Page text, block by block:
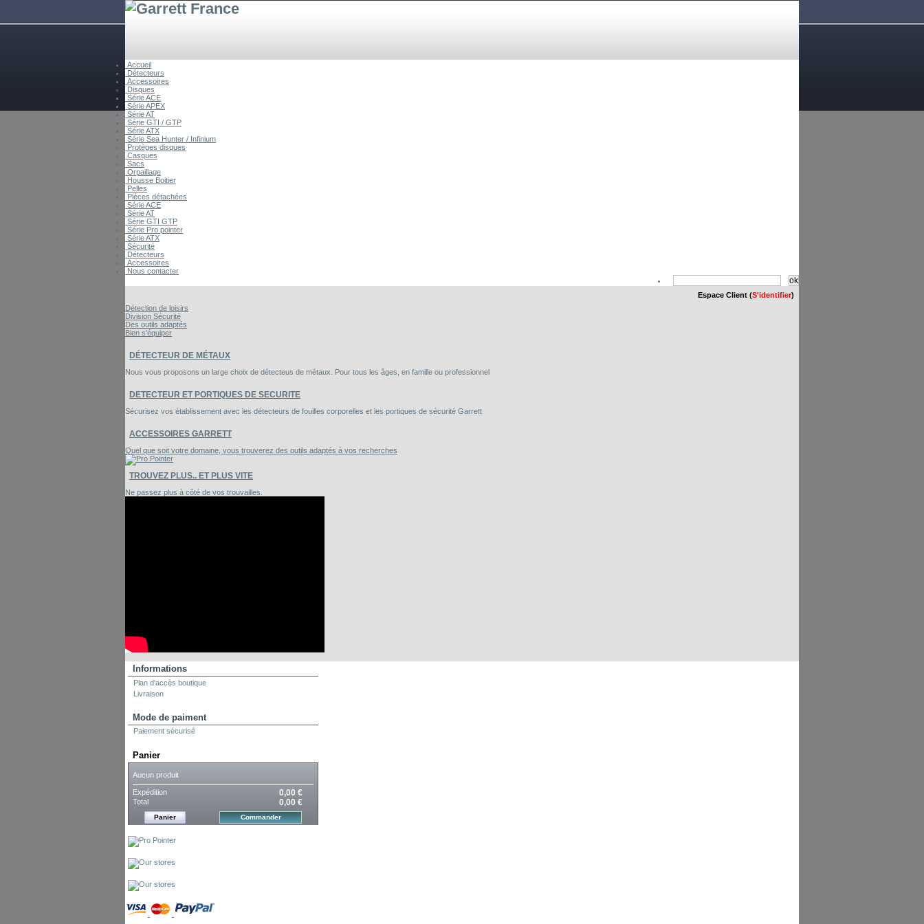
Accueil
Détecteurs
Accessoires
Disques
Série ACE
Série APEX
Série AT
Série GTI / GTP
Série ATX
Série Sea Hunter / Infinium
Protèges disques
Casques
Sacs
Orpaillage
Housse Boitier
Pelles
Pièces détachées
Série ACE
Série AT
Série GTI GTP
Série Pro pointer
Série ATX
Sécurité
Détecteurs
Accessoires
Nous contacter
Espace Client (S'identifier)
Détection de loisirs
Division Sécurité
Des outils adaptés
Bien s'équiper
DÉTECTEUR DE MÉTAUX
Nous vous proposons un large choix de détecteus de métaux. Pour tous les âges, en famille ou professionnel
DETECTEUR ET PORTIQUES DE SECURITE
Sécurisez vos établissement avec les détecteurs de fouilles corporelles et les portiques de sécurité Garrett
ACCESSOIRES GARRETT
Quel que soit votre domaine, vous trouverez des outils adaptés à vos recherches
TROUVEZ PLUS.. ET PLUS VITE
Ne passez plus à côté de vos trouvailles.
Informations
Plan d'accès boutique
Livraison
Mode de paiment
Paiement sécurisé
Panier
Aucun produit
Expédition 0,00 €
Total 0,00 €
Panier Commander